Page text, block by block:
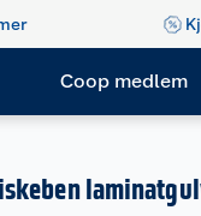
Coop medlem